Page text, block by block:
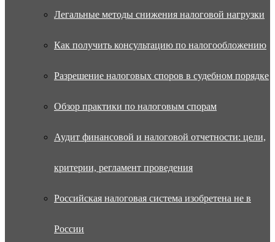
Легальные методы снижения налоговой нагрузки
Как получить консультацию по налогообложению
Разрешение налоговых споров в судебном порядке
Обзор практики по налоговым спорам
Аудит финансовой и налоговой отчетности: цели,
критерии, регламент проведения
Российская налоговая система изобретена не в
России